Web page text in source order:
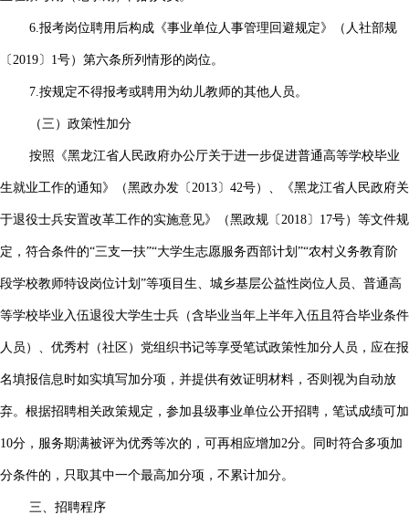
6.报考岗位聘用后构成《事业单位人事管理回避规定》（人社部规
〔2019〕1号）第六条所列情形的岗位。
7.按规定不得报考或聘用为幼儿教师的其他人员。
（三）政策性加分
按照《黑龙江省人民政府办公厅关于进一步促进普通高等学校毕业
生就业工作的通知》（黑政办发〔2013〕42号）、《黑龙江省人民政府关
于退役士兵安置改革工作的实施意见》（黑政规〔2018〕17号）等文件规
定，符合条件的“三支一扶”“大学生志愿服务西部计划”“农村义务教育阶
段学校教师特设岗位计划”等项目生、城乡基层公益性岗位人员、普通高
等学校毕业入伍退役大学生士兵（含毕业当年上半年入伍且符合毕业条件
人员）、优秀村（社区）党组织书记等享受笔试政策性加分人员，应在报
名填报信息时如实填写加分项，并提供有效证明材料，否则视为自动放
弃。根据招聘相关政策规定，参加县级事业单位公开招聘，笔试成绩可加
10分，服务期满被评为优秀等次的，可再相应增加2分。同时符合多项加
分条件的，只取其中一个最高加分项，不累计加分。
三、招聘程序